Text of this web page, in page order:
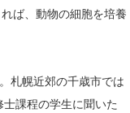
ば、動物の細胞を培養
札幌近郊の千歳市では
課程の学生に聞いた